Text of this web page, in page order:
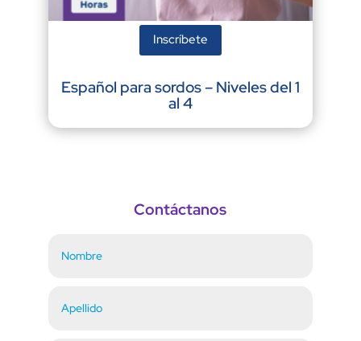
Inscríbete
Español para sordos – Niveles del 1
al 4
Contáctanos